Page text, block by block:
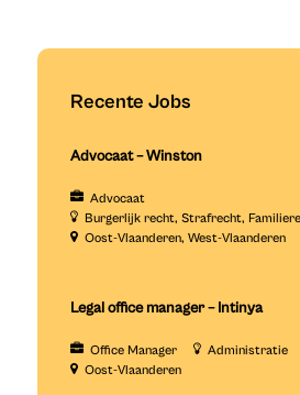
Recente Jobs
Advocaat – Winston
Advocaat
Burgerlijk recht Strafrecht
Oost-Vlaanderen West-Vlaanderen
Legal office manager – Intinya
Office Manager Administratie
Oost-Vlaanderen